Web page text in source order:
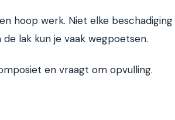
hoop werk. Niet elke beschadiging
lak kun je vaak wegpoetsen.
en vraagt om opvulling.